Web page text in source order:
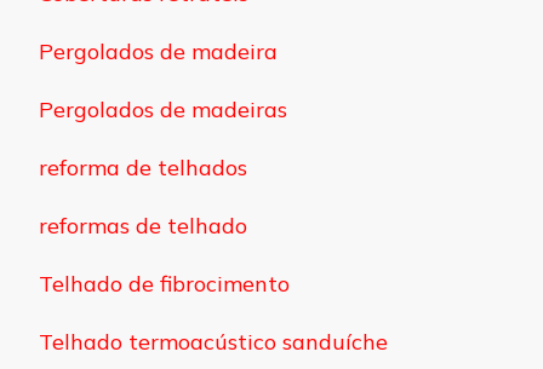
Pergolados de madeira
Pergolados de madeiras
reforma de telhados
reformas de telhado
Telhado de fibrocimento
Telhado termoacústico sanduíche